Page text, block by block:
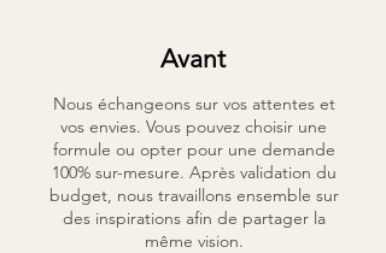
Avant
Nous échangeons sur vos attentes et
vos envies. Vous pouvez choisir une
formule ou opter pour une demande
100% sur-mesure. Après validation du
budget, nous travaillons ensemble sur
des inspirations afin de partager la
même vision.